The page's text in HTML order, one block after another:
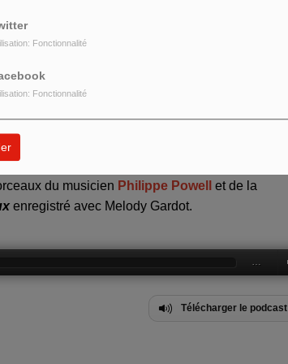
Fonctionnalité
Fonctionnalité
parution de son dernier livre :
du livre.
du musicien Philippe Powell
et de la
enregistré avec Melody Gardot.
…
Télécharger le podcast